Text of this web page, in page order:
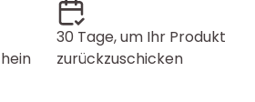
30 Tage, um Ihr Produkt
zurückzuschicken